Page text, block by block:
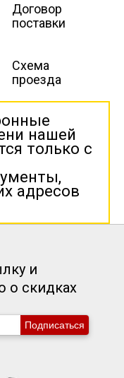
Договор
поставки
Схема
проезда
нашей
только с
адресов
и
о скидках
Подписаться